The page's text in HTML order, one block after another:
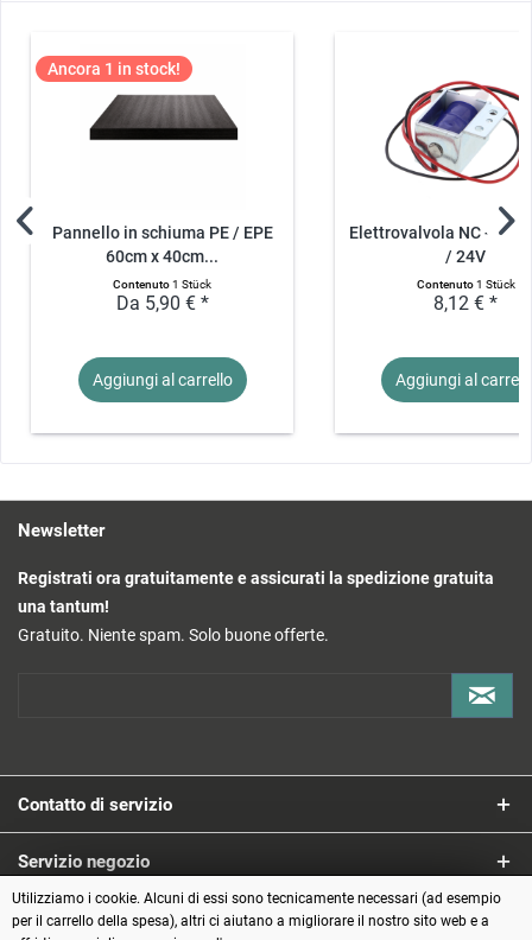
Ancora 1 in stock!
Pannello in schiuma PE / EPE
60cm x 40cm...
Contenuto1 Stück
Da 5,90 € *
Aggiungi al carrello
Elettrovalvola NC - DC
/ 24V
Contenuto1 Stück
8,12 € *
Aggiungi al
Newsletter
Registrati ora gratuitamente e assicurati la spedizione gratuita
una tantum!
Gratuito. Niente spam. Solo buone offerte.
Contatto di servizio
Servizio negozio
Informazioni
Utilizziamo i cookie. Alcuni di essi sono tecnicamente necessari (ad esempio
per il carrello della spesa), altri ci aiutano a migliorare il nostro sito web e a